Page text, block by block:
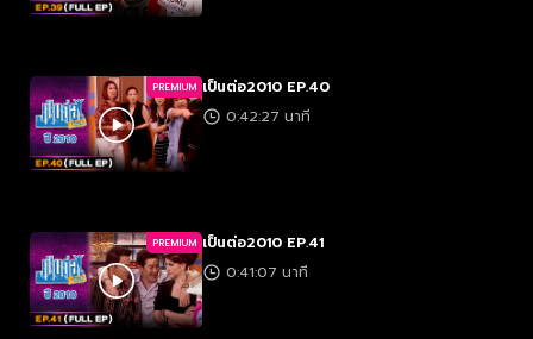
PREMIUM เป็นต่อ2010 EP.40
0:42:27 นาที
PREMIUM เป็นต่อ2010 EP.41
0:41:07 นาที